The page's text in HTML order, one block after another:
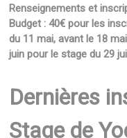
Renseignements et
Budget : 40€ pour les
du 11 mai, avant le 18
juin pour le stage du 29
Dernières
Stage de